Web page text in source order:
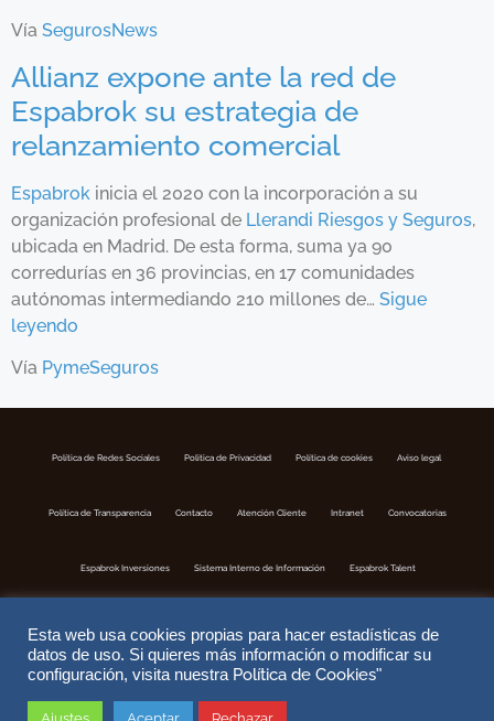
Vía SegurosNews
Allianz expone ante la red de
Espabrok su estrategia de
relanzamiento comercial
Espabrok inicia el 2020 con la incorporación a su
organización profesional de Llerandi Riesgos y Seguros,
ubicada en Madrid. De esta forma, suma ya 90
corredurías en 36 provincias, en 17 comunidades
autónomas intermediando 210 millones de… Sigue
leyendo
Vía PymeSeguros
Política de Redes Sociales Politica de Privacidad Política de cookies Aviso legal
Política de Transparencia Contacto Atención Cliente Intranet Convocatorias
Espabrok Inversiones Sistema Interno de Información Espabrok Talent
Esta web usa cookies propias para hacer estadísticas de
datos de uso. Si quieres más información o modificar su
configuración, visita nuestra Política de Cookies"